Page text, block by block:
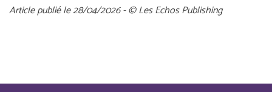
Article publié le 28/04/2026 - © Les Echos Publishing